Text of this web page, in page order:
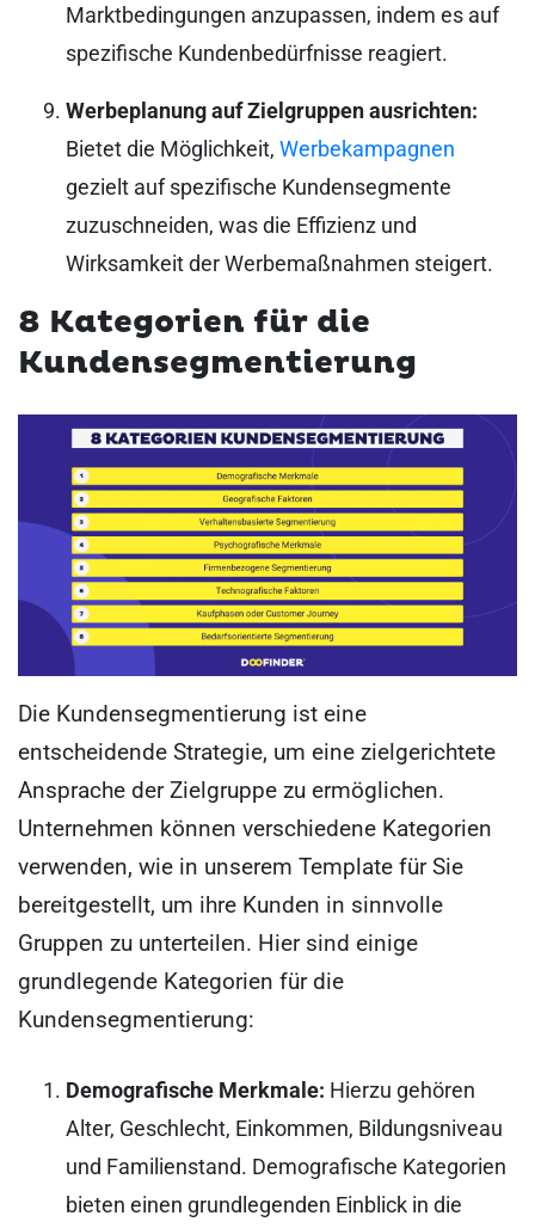
Marktbedingungen anzupassen, indem es auf
spezifische Kundenbedürfnisse reagiert.
Werbeplanung auf Zielgruppen ausrichten:
Bietet die Möglichkeit, Werbekampagnen
gezielt auf spezifische Kundensegmente
zuzuschneiden, was die Effizienz und
Wirksamkeit der Werbemaßnahmen steigert.
8 Kategorien für die
Kundensegmentierung
Die Kundensegmentierung ist eine
entscheidende Strategie, um eine zielgerichtete
Ansprache der Zielgruppe zu ermöglichen.
Unternehmen können verschiedene Kategorien
verwenden, wie in unserem Template für Sie
bereitgestellt, um ihre Kunden in sinnvolle
Gruppen zu unterteilen. Hier sind einige
grundlegende Kategorien für die
Kundensegmentierung:
Demografische Merkmale: Hierzu gehören
Alter, Geschlecht, Einkommen, Bildungsniveau
und Familienstand. Demografische Kategorien
bieten einen grundlegenden Einblick in die